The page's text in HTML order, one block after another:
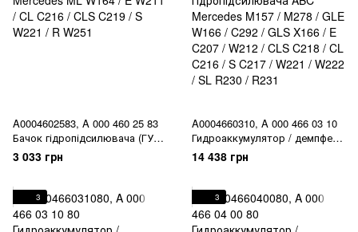
A0004602583, A 000 460 25 83
Бачок гідропідсилювача (ГУР)
Mercedes ML W164 / E W211 /
CL C216 / CLS C219 / S W221 /
3 033 грн
A0004660310, A 000 466 03 10
Гидроаккумулятор / демпфер
насоса гідропідсилювача ABC
Mercedes M157 / M278 / GLE
C207 / W212 / CLS C218 / CL
C216 / S C217 / W221 / W222 /
SL R230 / R231
14 438 грн
3 3